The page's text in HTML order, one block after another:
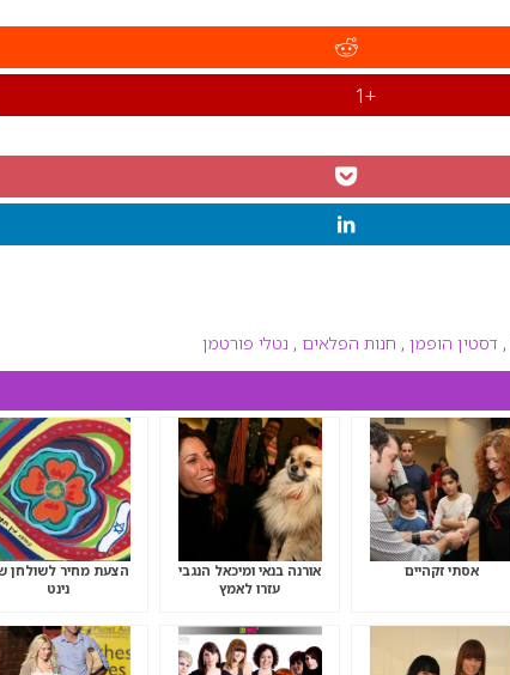
+1
, דסטין הופמן , חנות הפלאים , נטלי פורטמן
אסתי זקהיים
אורנה בנאי ומיכאל הנגבי
עזרו לאמץ
הצעת מחיר לשולחן
נינט